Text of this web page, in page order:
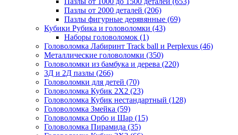
Пазлы от 2000 деталей (206)
Пазлы фигурные дерявянные (69)
Кубики Рубика и головоломки (43)
Наборы головоломок (1)
Головоломка Лабиринт Track ball и Perplexus (46)
Металлические головоломки (350)
Головоломки из бамбука и дерева (220)
3Д и 2Д пазлы (266)
Головоломки для детей (70)
Головоломка Кубик 2Х2 (23)
Головоломка Кубик нестандартный (128)
Головоломка Змейка (59)
Головоломка Орбо и Шар (15)
Головоломка Пирамида (35)